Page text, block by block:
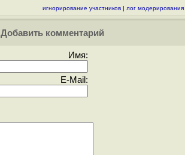
игнорирование участников | лог модерирования
Добавить комментарий
Имя:
E-Mail: